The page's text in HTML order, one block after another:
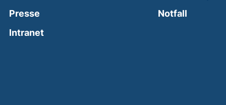
Presse
Intranet(external link, opens in a new window)
Notfall